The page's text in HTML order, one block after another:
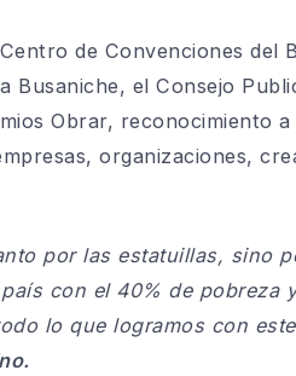
de Convenciones del
Busaniche, el Consejo
Obrar, reconocimiento
organizaciones,
por las estatuillas, sino
con el 40% de pobreza
lo que logramos con este
.